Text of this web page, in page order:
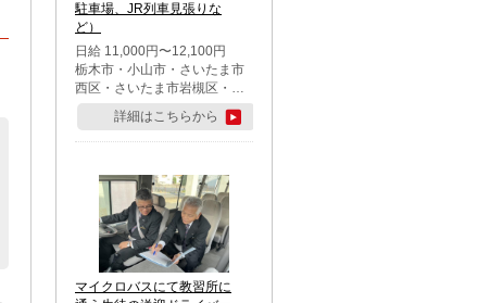
駐車場、JR列車見張りな
ど）
日給 11,000円〜12,100円
栃木市・小山市・さいたま市
西区・さいたま市岩槻区・久
喜市・蓮田市
詳細はこちらから
マイクロバスにて教習所に